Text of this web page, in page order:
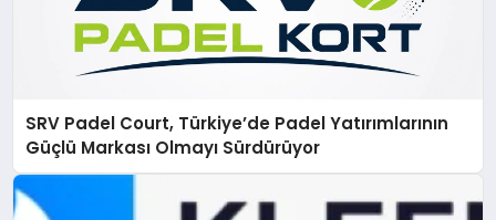
SRV Padel Court, Türkiye’de Padel Yatırımlarının
Güçlü Markası Olmayı Sürdürüyor